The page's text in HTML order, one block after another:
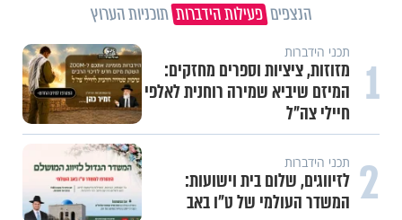
הנצפים פעילות הידברות תוכניות הערוץ
1 וידיאו מגזין
"הגמגום לא מגדיר אותי": ישראל
שטרן על המגבלה שלא עוצרת אותו
2 תכני ערוץ הידברות
חלום אדיר: מקבץ סגולות